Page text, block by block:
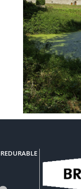
La